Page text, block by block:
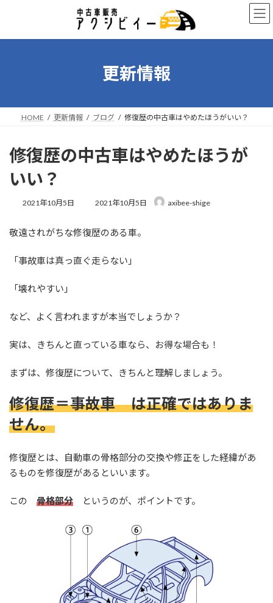
ン
ー
更新情報
HOME 更新情報 ブログ 修復歴の中古車はやめたほうがいい？
修復歴の中古車はやめたほうが
いい？
2021年10月5日
最
新
時
:
2021年10月5日 axibee-shige
敬遠されがちな修復歴のある車。
「事故車は真っ直ぐ走らない」
「壊れやすい」
など、よく言われますが本当でしょうか？
実は、きちんと直っている車なら、お得な場合も！
まずは、修復歴について、きちんと理解しましょう。
修復歴＝事故車 は正確ではありま
せん。
修復歴とは、自動車の骨格部分の交換や修正をした経緯があ
るものを修復歴があるといいます。
この 骨格部分 というのが、ポイントです。